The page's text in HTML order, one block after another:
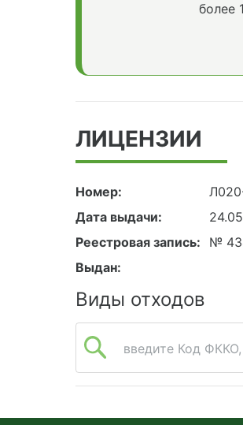
более
ЛИЦЕНЗИИ
Номер:
Дата выдачи:
Реестровая запись:
№
Выдан:
Виды отходов
введите Код